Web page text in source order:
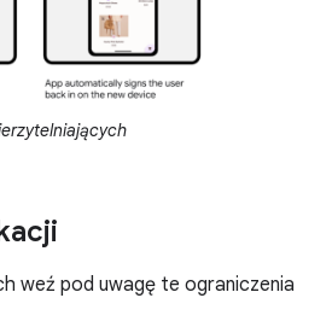
weź pod uwagę te ograniczenia